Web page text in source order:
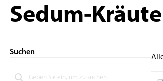
Sedum-
Suchen